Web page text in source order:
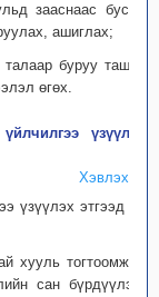
зааснаас бусад
ашиглах;
буруу ташаа
өгөх.
үзүүлэх
Хэвлэх
үзүүлэх этгээд нь
хууль тогтоомжид
сан бүрдүүлэх,